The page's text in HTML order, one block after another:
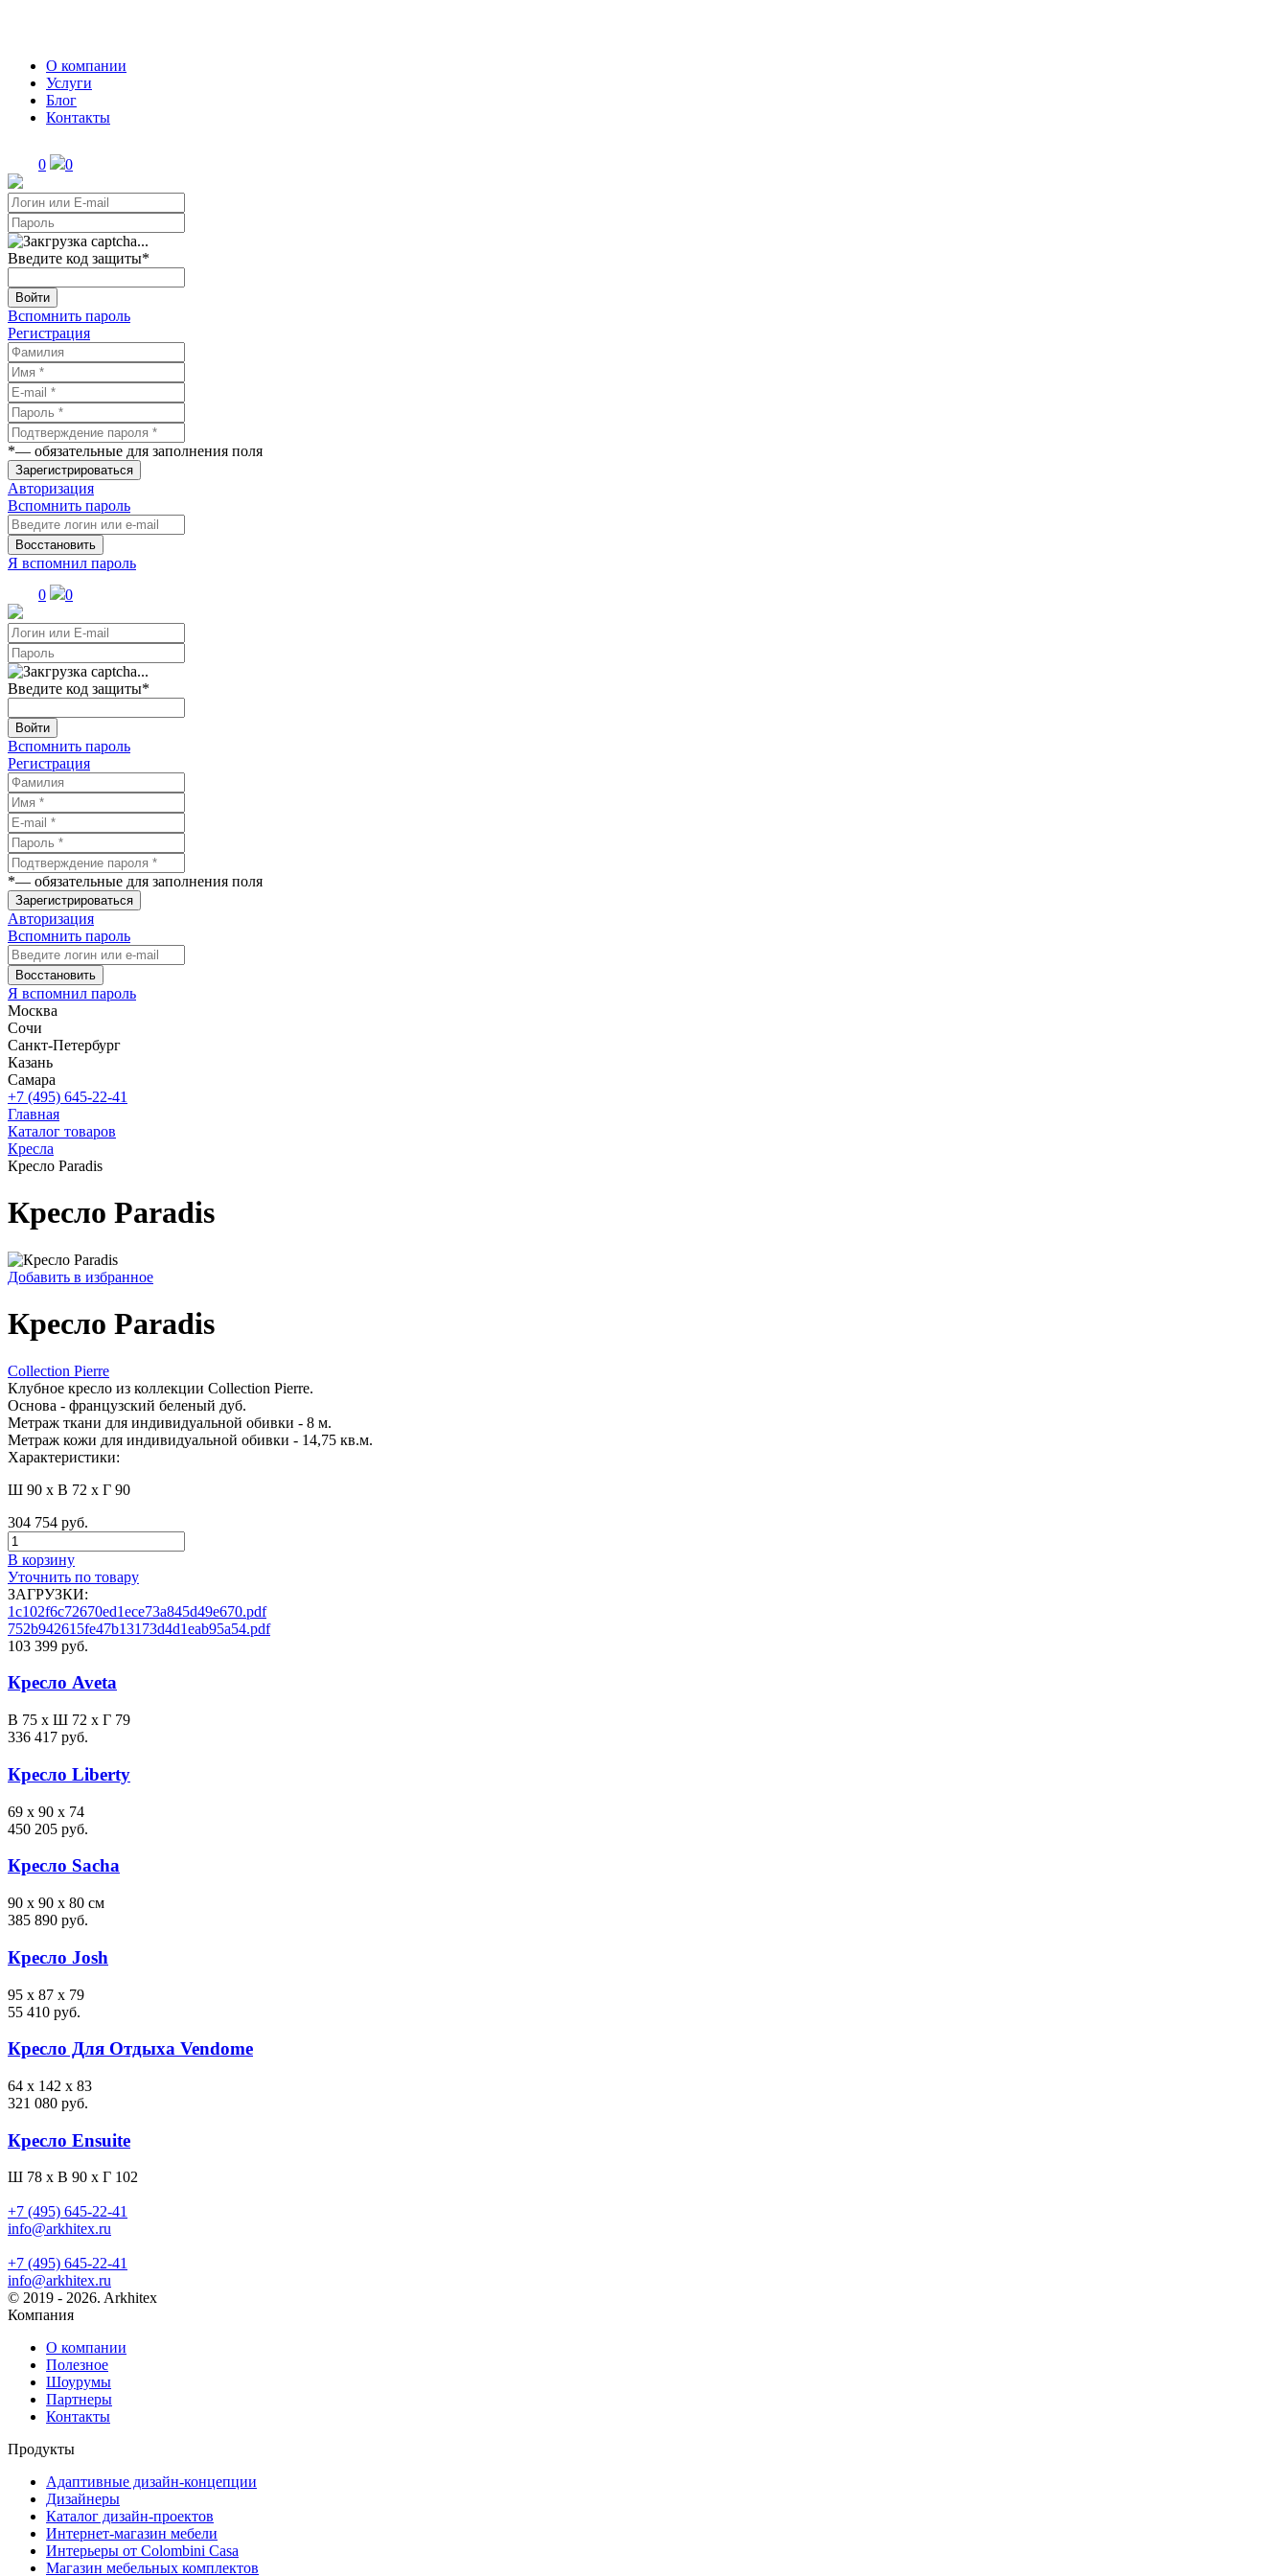
О компании
Услуги
Блог
Контакты
0 0
Введите код защиты*
Войти
Вспомнить пароль
Регистрация
*— обязательные для заполнения поля
Зарегистрироваться
Авторизация
Вспомнить пароль
Восстановить
Я вспомнил пароль
0
0
Введите код защиты*
Войти
Вспомнить пароль
Регистрация
*— обязательные для заполнения поля
Зарегистрироваться
Авторизация
Вспомнить пароль
Восстановить
Я вспомнил пароль
Москва
Сочи
Санкт-Петербург
Казань
Самара
+7 (495) 645-22-41
Главная
Каталог товаров
Кресла
Кресло Paradis
Кресло Paradis
Добавить в избранное
Кресло Paradis
Collection Pierre
Клубное кресло из коллекции Collection Pierre.
Основа - французский беленый дуб.
Метраж ткани для индивидуальной обивки - 8 м.
Метраж кожи для индивидуальной обивки - 14,75 кв.м.
Характеристики:
Ш 90 x В 72 x Г 90
304 754 руб.
В корзину
Уточнить по товару
ЗАГРУЗКИ:
1c102f6c72670ed1ece73a845d49e670.pdf
752b942615fe47b13173d4d1eab95a54.pdf
103 399 руб.
Кресло Aveta
В 75 х Ш 72 х Г 79
336 417 руб.
Кресло Liberty
69 x 90 x 74
450 205 руб.
Кресло Sacha
90 x 90 x 80 см
385 890 руб.
Кресло Josh
95 x 87 x 79
55 410 руб.
Кресло Для Отдыха Vendome
64 x 142 x 83
321 080 руб.
Кресло Ensuite
Ш 78 x В 90 x Г 102
+7 (495) 645-22-41
info@arkhitex.ru
+7 (495) 645-22-41
info@arkhitex.ru
© 2019 - 2026. Arkhitex
Компания
О компании
Полезное
Шоурумы
Партнеры
Контакты
Продукты
Адаптивные дизайн-концепции
Дизайнеры
Каталог дизайн-проектов
Интернет-магазин мебели
Интерьеры от Colombini Casa
Магазин мебельных комплектов